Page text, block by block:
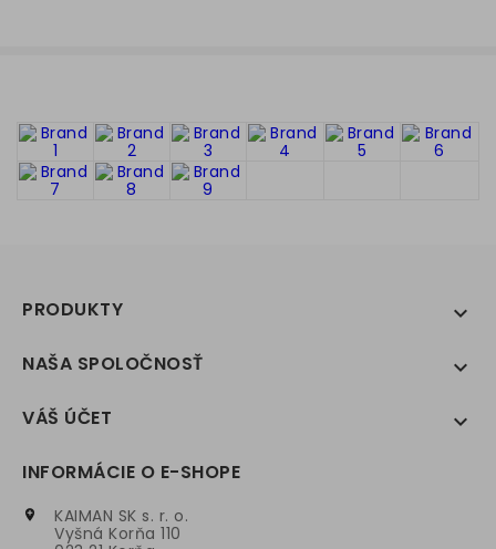
PRODUKTY 
NAŠA SPOLOČNOSŤ 
VÁŠ ÚČET 
INFORMÁCIE O E-SHOPE

KAIMAN SK s. r. o.
Vyšná Korňa 110